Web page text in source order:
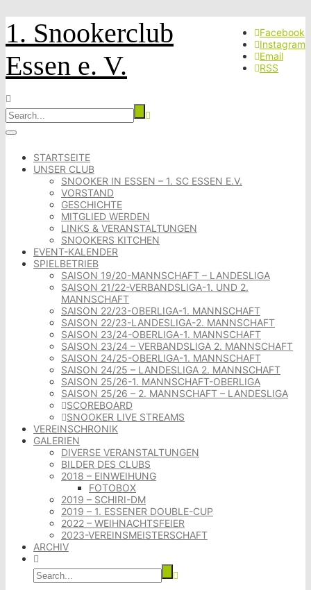
Facebook
Instagram
Email
RSS
1. Snookerclub
Essen e. V.
STARTSEITE
UNSER CLUB
SNOOKER IN ESSEN – 1. SC ESSEN E.V.
VORSTAND
GESCHICHTE
MITGLIED WERDEN
LINKS & VERANSTALTUNGEN
SNOOKERS KITCHEN
EVENT-KALENDER
SPIELBETRIEB
SAISON 19/20-MANNSCHAFT – LANDESLIGA
SAISON 21/22-VERBANDSLIGA-1. UND 2.
MANNSCHAFT
SAISON 22/23-OBERLIGA-1. MANNSCHAFT
SAISON 22/23-LANDESLIGA-2. MANNSCHAFT
SAISON 23/24-OBERLIGA-1. MANNSCHAFT
SAISON 23/24 – VERBANDSLIGA 2. MANNSCHAFT
SAISON 24/25-OBERLIGA-1. MANNSCHAFT
SAISON 24/25 – LANDESLIGA 2. MANNSCHAFT
SAISON 25/26-1. MANNSCHAFT-OBERLIGA
SAISON 25/26 – 2. MANNSCHAFT – LANDESLIGA
SCOREBOARD
SNOOKER LIVE STREAMS
VEREINSCHRONIK
GALERIEN
DIVERSE VERANSTALTUNGEN
BILDER DES CLUBS
2018 – EINWEIHUNG
FOTOBOX
2019 – SCHIRI-DM
2019 – 1. ESSENER DOUBLE-CUP
2022 – WEIHNACHTSFEIER
2023-VEREINSMEISTERSCHAFT
ARCHIV